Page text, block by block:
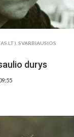
SVARBIAUSIOS
durys